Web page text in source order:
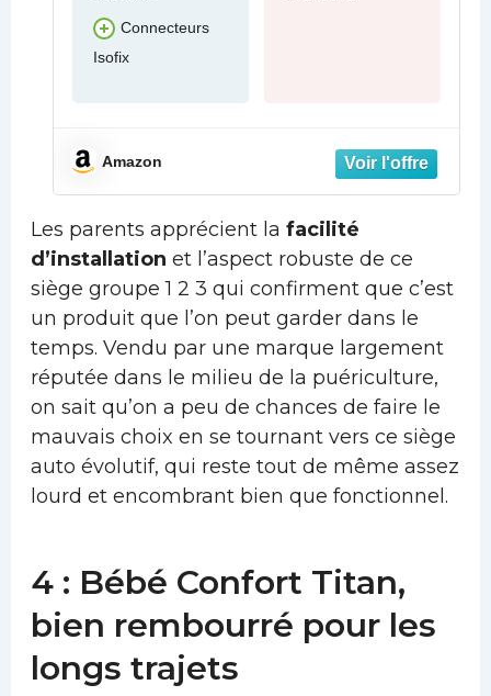
Connecteurs
Isofix
Amazon
Les parents apprécient la facilité
d’installation et l’aspect robuste de ce
siège groupe 1 2 3 qui confirment que c’est
un produit que l’on peut garder dans le
temps. Vendu par une marque largement
réputée dans le milieu de la puériculture,
on sait qu’on a peu de chances de faire le
mauvais choix en se tournant vers ce siège
auto évolutif, qui reste tout de même assez
lourd et encombrant bien que fonctionnel.
4 : Bébé Confort Titan,
bien rembourré pour les
longs trajets